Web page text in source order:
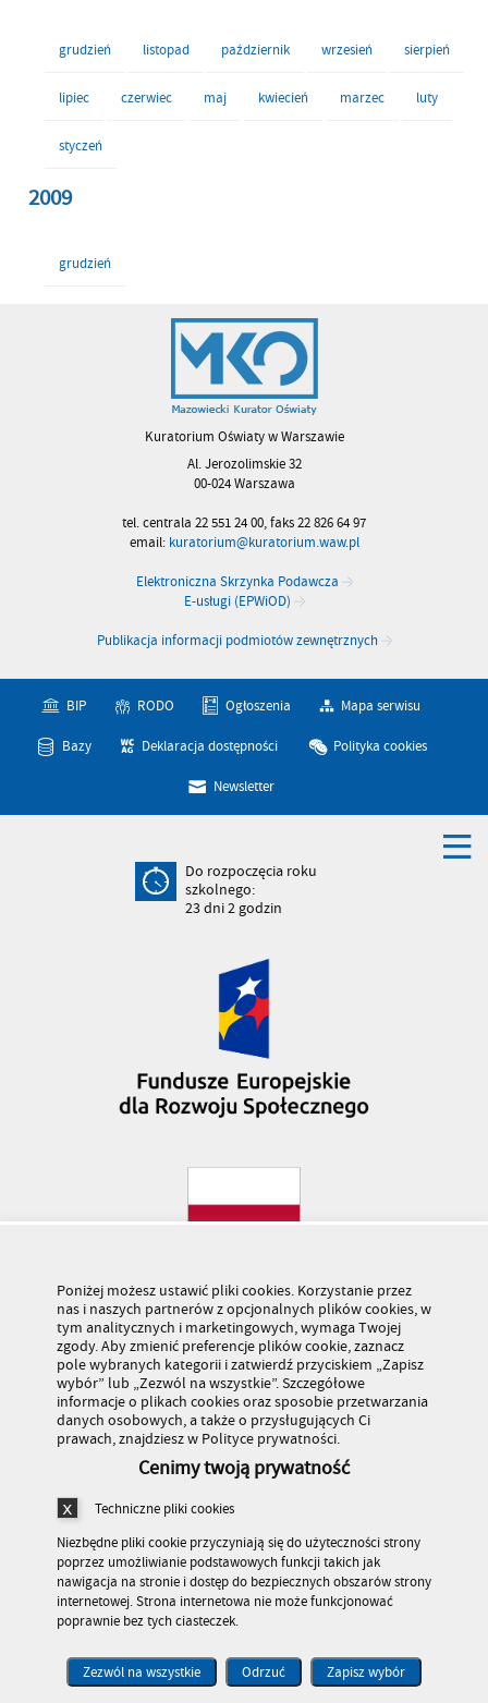
grudzień listopad październik wrzesień sierpień
lipiec czerwiec maj kwiecień marzec luty
styczeń
2009
grudzień
Kuratorium Oświaty w Warszawie
Al. Jerozolimskie 32
00-024 Warszawa
tel. centrala 22 551 24 00, faks 22 826 64 97
email: kuratorium@kuratorium.waw.pl
Elektroniczna Skrzynka Podawcza
E-usługi (EPWiOD)
Publikacja informacji podmiotów zewnętrznych
BIP RODO Ogłoszenia Mapa serwisu
Bazy Deklaracja dostępności Polityka cookies
Newsletter
Do rozpoczęcia roku
szkolnego:
23dni2godzin
Stronę odwiedziło 179 483 682 osób
Poniżej możesz ustawić pliki cookies. Korzystanie przez
nas i naszych partnerów z opcjonalnych plików cookies, w
tym analitycznych i marketingowych, wymaga Twojej
zgody. Aby zmienić preferencje plików cookie, zaznacz
pole wybranych kategorii i zatwierdź przyciskiem „Zapisz
wybór” lub „Zezwól na wszystkie”. Szczegółowe
informacje o plikach cookies oraz sposobie przetwarzania
danych osobowych, a także o przysługujących Ci
prawach, znajdziesz w Polityce prywatności.
Cenimy twoją prywatność
Techniczne pliki cookies
Niezbędne pliki cookie przyczyniają się do użyteczności strony
poprzez umożliwianie podstawowych funkcji takich jak
nawigacja na stronie i dostęp do bezpiecznych obszarów strony
internetowej. Strona internetowa nie może funkcjonować
poprawnie bez tych ciasteczek.